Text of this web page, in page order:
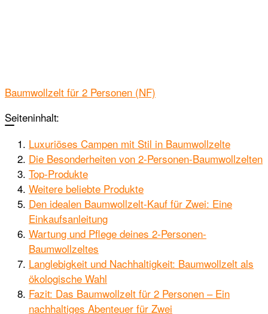
Baumwollzelt für 2 Personen (NF)
Seiteninhalt:
Luxuriöses Campen mit Stil in Baumwollzelte
Die Besonderheiten von 2-Personen-Baumwollzelten
Top-Produkte
Weitere beliebte Produkte
Den idealen Baumwollzelt-Kauf für Zwei: Eine
Einkaufsanleitung
Wartung und Pflege deines 2-Personen-
Baumwollzeltes
Langlebigkeit und Nachhaltigkeit: Baumwollzelt als
ökologische Wahl
Fazit: Das Baumwollzelt für 2 Personen – Ein
nachhaltiges Abenteuer für Zwei